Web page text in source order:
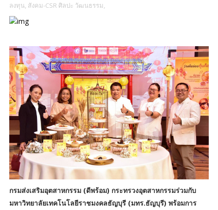
ลงทุน, สังคม-CSR ศิลปะ วัฒนธรรม,
กรมส่งเสริมอุตสาหกรรม (ดีพร้อม) กระทรวงอุตสาหกรรมร่วมกับ
มหาวิทยาลัยเทคโนโลยีราชมงคลธัญบุรี (มทร.ธัญบุรี) พร้อมการ